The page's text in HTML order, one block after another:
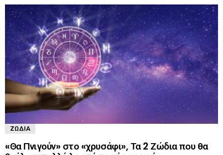
ΖΏΔΙΑ
«Θα Πνιγούν» στο «χρυσάφι», Τα 2 Ζώδια που θα